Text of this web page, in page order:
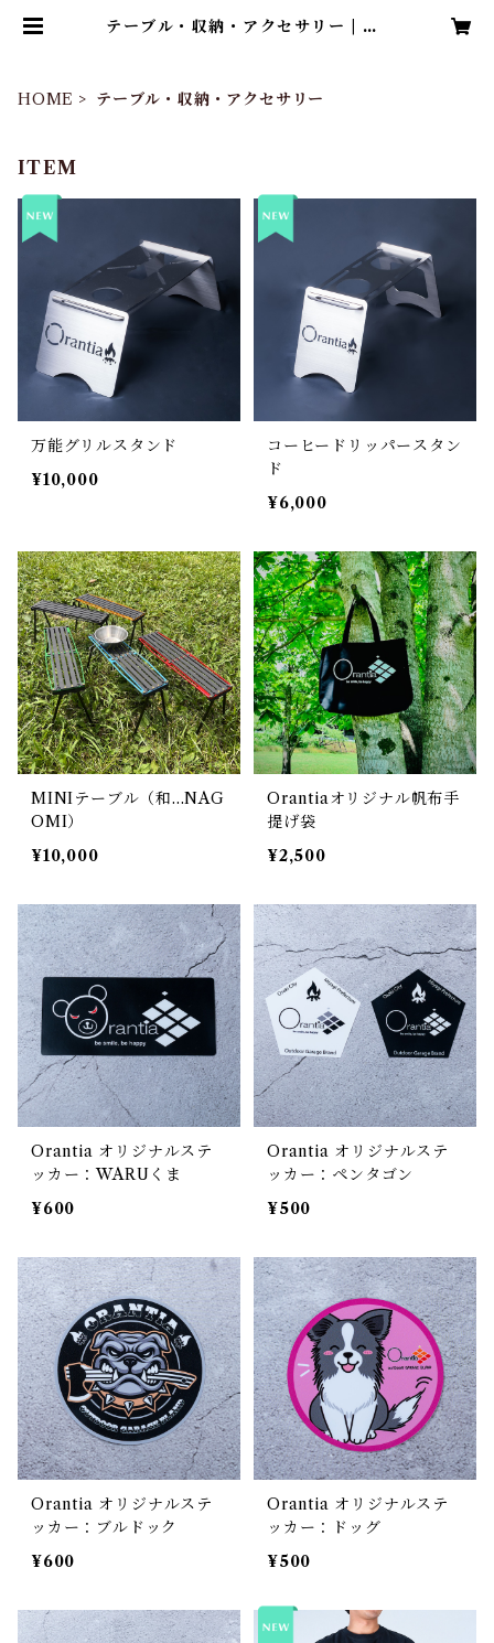
テーブル・収納・アクセサリー | Or
HOME テーブル・収納・アクセサリー
ITEM
万能グリルスタンド
¥10,000
コーヒードリッパースタン
ド
¥6,000
MINIテーブル（和...NAG
OMI）
¥10,000
Orantiaオリジナル帆布手
提げ袋
¥2,500
Orantia オリジナルステ
ッカー：WARUくま
¥600
Orantia オリジナルステ
ッカー：ペンタゴン
¥500
Orantia オリジナルステ
ッカー：ブルドック
¥600
Orantia オリジナルステ
ッカー：ドッグ
¥500